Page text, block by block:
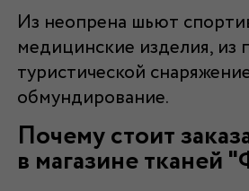
Из неопрена шьют
медицинские изделия, из
туристической
обмундирование.
Почему стоит
в магазине тканей